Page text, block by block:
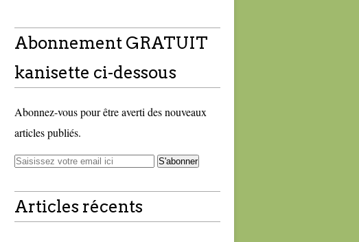
Abonnement GRATUIT
kanisette ci-dessous
Abonnez-vous pour être averti des nouveaux
articles publiés.
Articles récents